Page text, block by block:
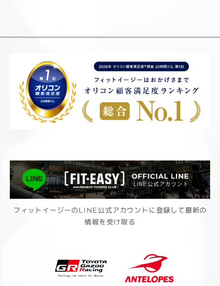
フィットイージーのLINE公式アカウントに登録して最新の
情報を受け取る